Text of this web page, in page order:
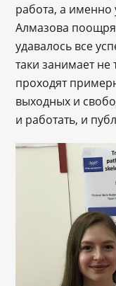
работа, а именно
Алмазова
удавалось все
таки занимает
проходят
выходных и
и работать, и